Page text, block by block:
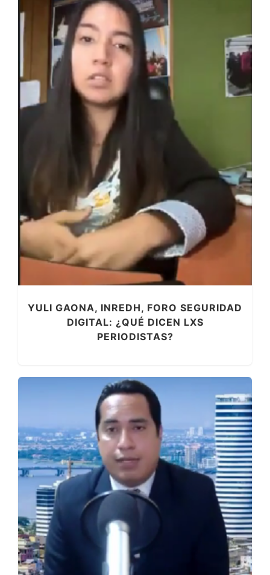
YULI GAONA, INREDH, FORO SEGURIDAD
DIGITAL: ¿QUÉ DICEN LXS
PERIODISTAS?